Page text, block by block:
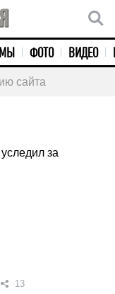
ФОТО ВИДЕО
сайта
за
13